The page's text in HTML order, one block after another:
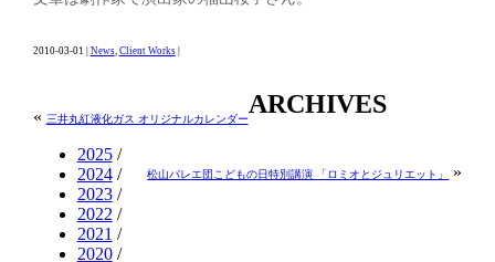
2010-03-01 | News, Client Works|
« 三井丸紅液化ガス オリジナルカレンダー
松山バレエ団こどもの日特別講演 「ロミオとジュリエット」 »
ARCHIVES
2025/
2024/
2023/
2022 /
2021 /
2020/